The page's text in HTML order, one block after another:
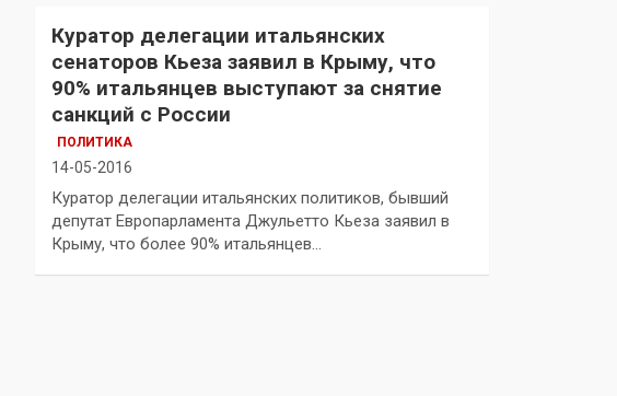
Куратор делегации итальянских
сенаторов Кьеза заявил в Крыму, что
90% итальянцев выступают за снятие
санкций с России
ПОЛИТИКА
14-05-2016
Куратор делегации итальянских политиков, бывший
депутат Европарламента Джульетто Кьеза заявил в
Крыму, что более 90% итальянцев…